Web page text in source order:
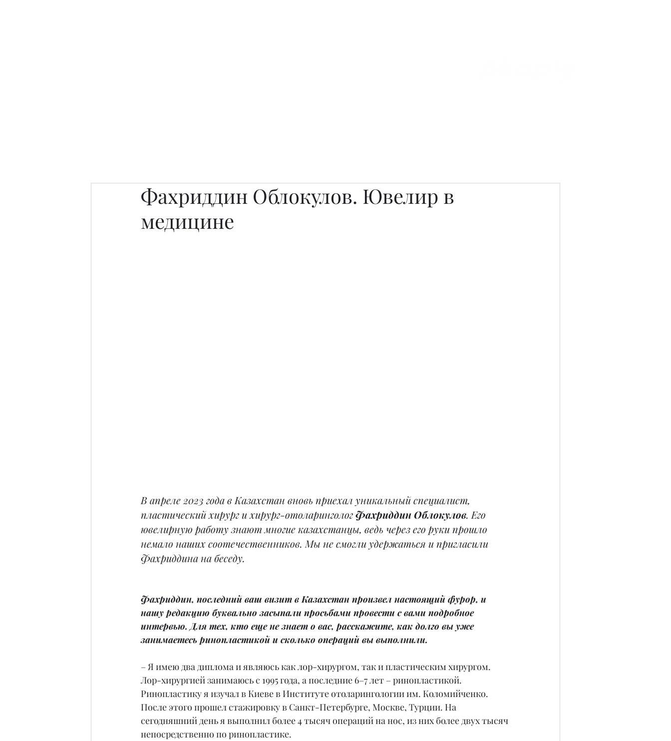
Фахриддин Облокулов. Ювелир в
медицине
В апреле 2023 года в Казахстан вновь приехал уникальный специалист,
пластический хирург и хирург-отоларинголог Фахриддин Облокулов. Его
ювелирную работу знают многие казахстанцы, ведь через его руки прошло
немало наших соотечественников. Мы не смогли удержаться и пригласили
Фахриддина на беседу.
Фахриддин, последний ваш визит в Казахстан произвел настоящий фурор, и
нашу редакцию буквально засыпали просьбами провести с вами подробное
интервью. Для тех, кто еще не знает о вас, расскажите, как долго вы уже
занимаетесь ринопластикой и сколько операций вы выполнили.
– Я имею два диплома и являюсь как лор-хирургом, так и пластическим хирургом.
Лор-хирургией занимаюсь с 1995 года, а последние 6–7 лет – ринопластикой.
Ринопластику я изучал в Киеве в Институте отоларингологии им. Коломийченко.
После этого прошел стажировку в Санкт-Петербурге, Москве, Турции. На
сегодняшний день я выполнил более 4 тысяч операций на нос, из них более двух тысяч
непосредственно по ринопластике.